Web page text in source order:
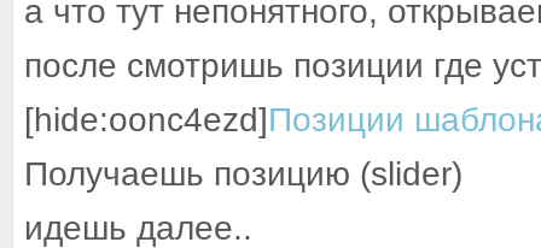
а что тут непонятного,
после смотришь позиции где
[hide:oonc4ezd]Позиции
Получаешь позицию (slider)
идешь далее..